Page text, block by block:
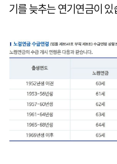
기를 늦추는 연기연금이 있